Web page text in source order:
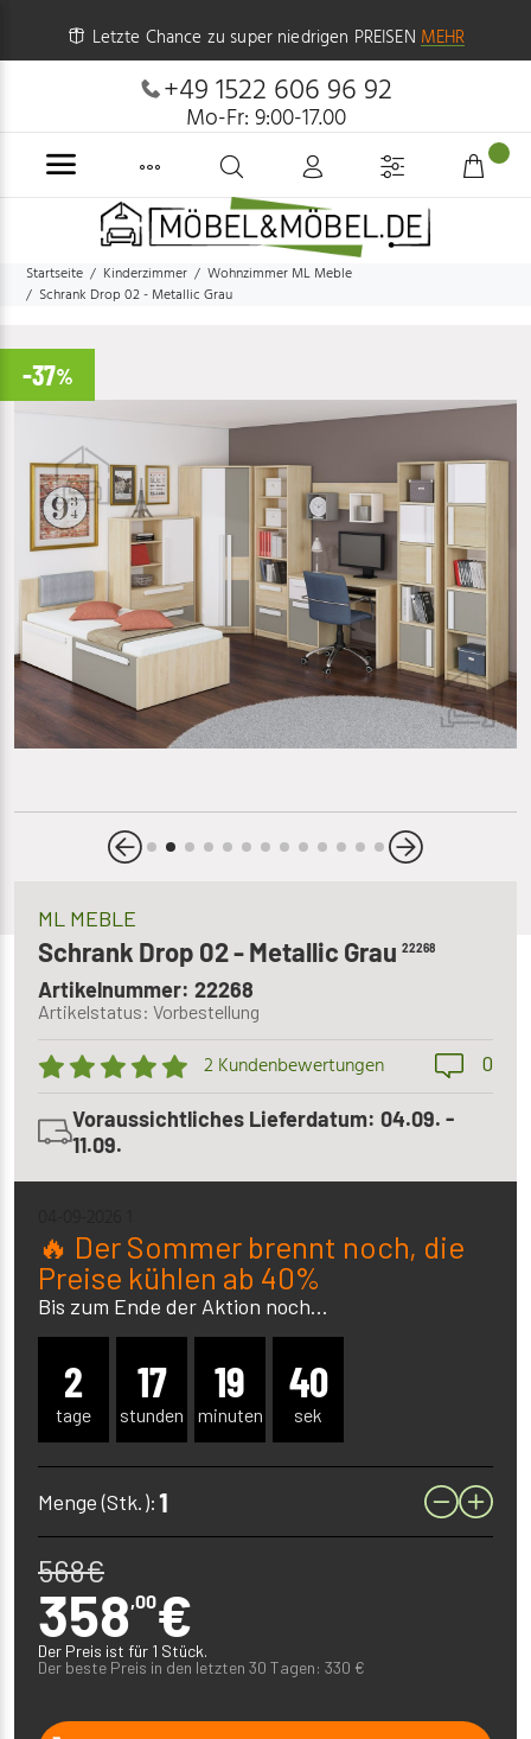
Letzte Chance zu super niedrigen PREISEN MEHR
+49 1522 606 96 92
Mo-Fr: 9:00-17.00
Startseite Kinderzimmer
Wohnzimmer ML Meble
Schrank Drop 02 - Metallic Grau
-37%
ML MEBLE
Schrank Drop 02 - Metallic Grau 22268
Artikelnummer: 22268
Artikelstatus: Vorbestellung
2 Kundenbewertungen 0
Voraussichtliches Lieferdatum: 04.09. -
11.09.
🔥 Der Sommer brennt noch, die
Preise kühlen ab 40%
Bis zum Ende der Aktion noch...
2
tage
17
stunden
19
minuten
39
sek
Menge (Stk.):
568€
358,00€
Der Preis ist für 1 Stück.
Der beste Preis in den letzten 30 Tagen: 330 €